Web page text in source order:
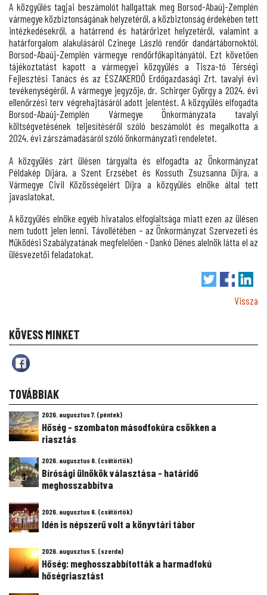
A közgyűlés tagjai beszámolót hallgattak meg Borsod-Abaúj-Zemplén
vármegye közbiztonságának helyzetéről, a közbiztonság érdekében tett
intézkedésekről, a határrend és határőrizet helyzetéről, valamint a
határforgalom alakulásáról Czinege László rendőr dandártábornoktól,
Borsod-Abaúj-Zemplén vármegye rendőrfőkapitányától. Ezt követően
tájékoztatást kapott a vármegyei közgyűlés a Tisza-tó Térségi
Fejlesztési Tanács és az ÉSZAKERDŐ Erdőgazdasági Zrt. tavalyi évi
tevékenységéről. A vármegye jegyzője, dr. Schirger György a 2024. évi
ellenőrzési terv végrehajtásáról adott jelentést. A közgyűlés elfogadta
Borsod-Abaúj-Zemplén Vármegye Önkormányzata tavalyi
költségvetésének teljesítéséről szóló beszámolót és megalkotta a
2024. évi zárszámadásáról szóló önkormányzati rendeletet.
A közgyűlés zárt ülésen tárgyalta és elfogadta az Önkormányzat
Példakép Díjára, a Szent Erzsébet és Kossuth Zsuzsanna Díjra, a
Vármegye Civil Közösségeiért Díjra a közgyűlés elnöke által tett
javaslatokat.
A közgyűlés elnöke egyéb hivatalos elfoglaltsága miatt ezen az ülésen
nem tudott jelen lenni. Távollétében – az Önkormányzat Szervezeti és
Működési Szabályzatának megfelelően – Dankó Dénes alelnök látta el az
ülésvezetői feladatokat.
Vissza
KÖVESS MINKET
TOVÁBBIAK
2026. augusztus 7. (péntek)
Hőség - szombaton másodfokúra csökken a
riasztás
2026. augusztus 6. (csütörtök)
Bírósági ülnökök választása - határidő
meghosszabbítva
2026. augusztus 6. (csütörtök)
Idén is népszerű volt a könyvtári tábor
2026. augusztus 5. (szerda)
Hőség: meghosszabbították a harmadfokú
hőségriasztást